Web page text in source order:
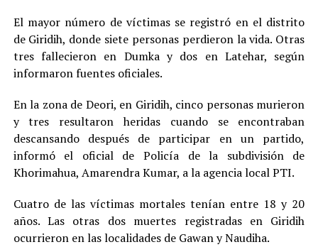
El mayor número de víctimas se registró en el distrito
de Giridih, donde siete personas perdieron la vida. Otras
tres fallecieron en Dumka y dos en Latehar, según
informaron fuentes oficiales.
En la zona de Deori, en Giridih, cinco personas murieron
y tres resultaron heridas cuando se encontraban
descansando después de participar en un partido,
informó el oficial de Policía de la subdivisión de
Khorimahua, Amarendra Kumar, a la agencia local PTI.
Cuatro de las víctimas mortales tenían entre 18 y 20
años. Las otras dos muertes registradas en Giridih
ocurrieron en las localidades de Gawan y Naudiha.